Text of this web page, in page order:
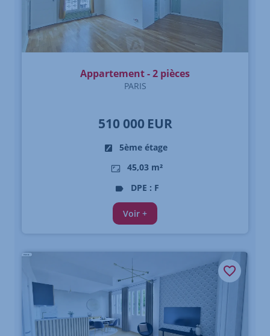
Appartement - 2 pièces
PARIS
510 000 EUR
5ème étage
45,03 m²
DPE : F
Voir +